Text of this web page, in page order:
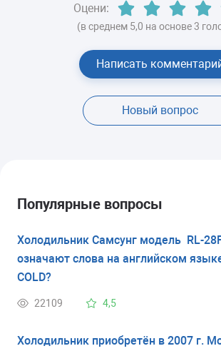
Оцени:
(в среднем 5,0 на основе 3
Написать
Новый вопрос
Популярные вопросы
Холодильник Самсунг модель RL-
означают слова на английском
COLD?
22109 4,5
Холодильник приобретён в 2007 г.